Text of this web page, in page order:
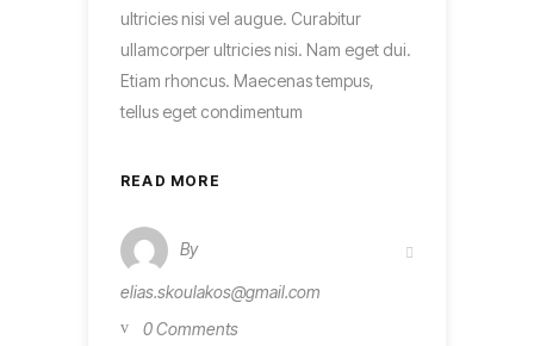
ultricies nisi vel augue. Curabitur
ullamcorper ultricies nisi. Nam eget dui.
Etiam rhoncus. Maecenas tempus,
tellus eget condimentum
READ MORE
By
elias.skoulakos@gmail.com
0 Comments